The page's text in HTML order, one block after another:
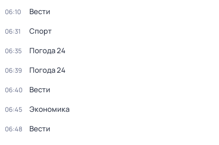
06:10 Вести
06:31 Спорт
06:35 Погода 24
06:39 Погода 24
06:40 Вести
06:45 Экономика
06:48 Вести